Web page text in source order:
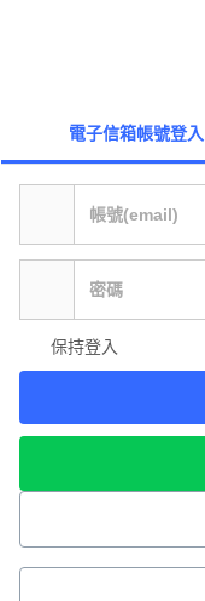
電子信箱帳號登入
保持登入